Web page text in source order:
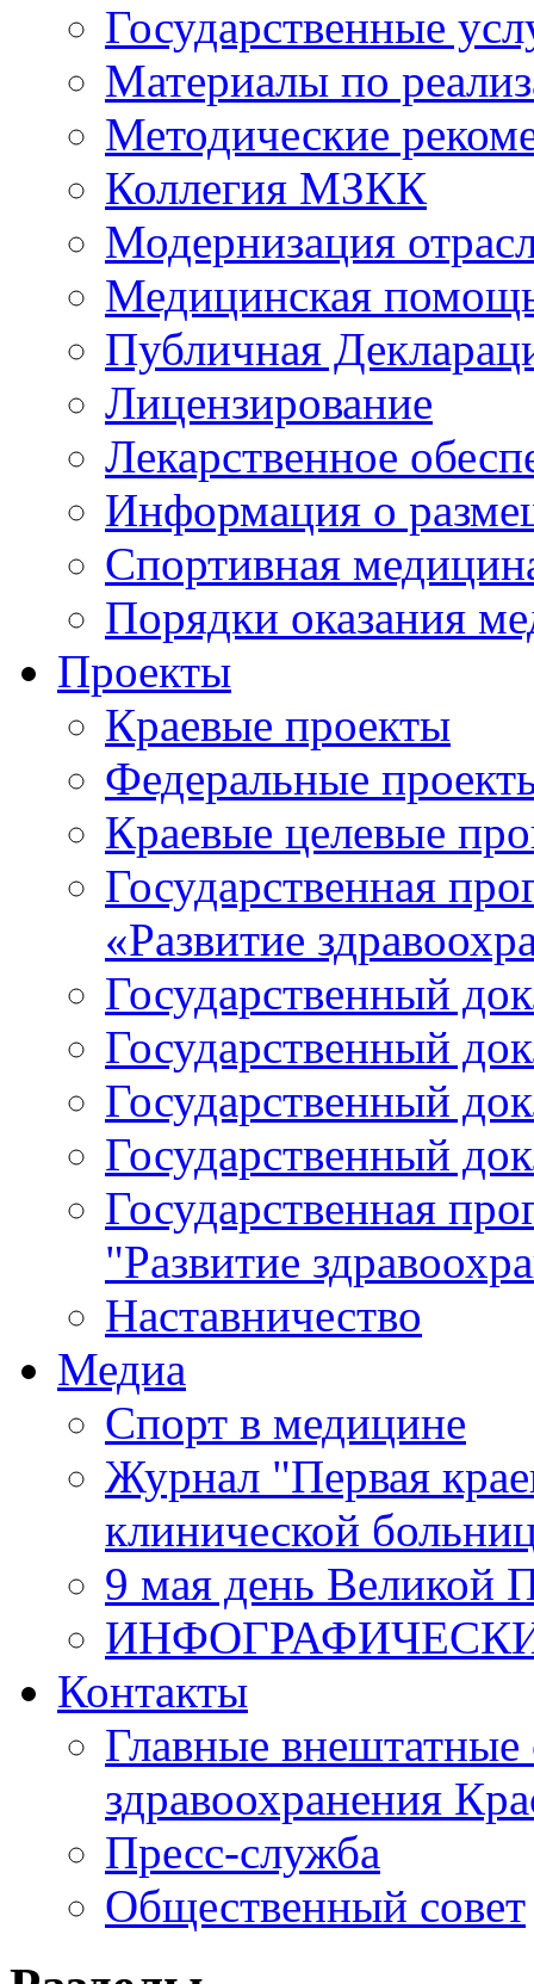
Государственные
Материалы по
Методические
Коллегия МЗКК
Модернизация
Медицинская
Публичная
Лицензирование
Лекарственное
Информация о
Спортивная
Порядки оказания
Проекты
Краевые проекты
Федеральные
Краевые целевые
Государственная
«Развитие
Государственный
Государственный
Государственный
Государственный
Государственная
"Развитие
Наставничество
Медиа
Спорт в медицине
Журнал "Первая
клинической
9 мая день Великой
Контакты
Главные внештатные
здравоохранения
Пресс-служба
Общественный совет